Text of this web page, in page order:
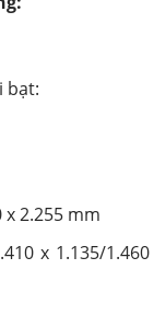
bạt:
2.255 mm
x 1.135/1.460